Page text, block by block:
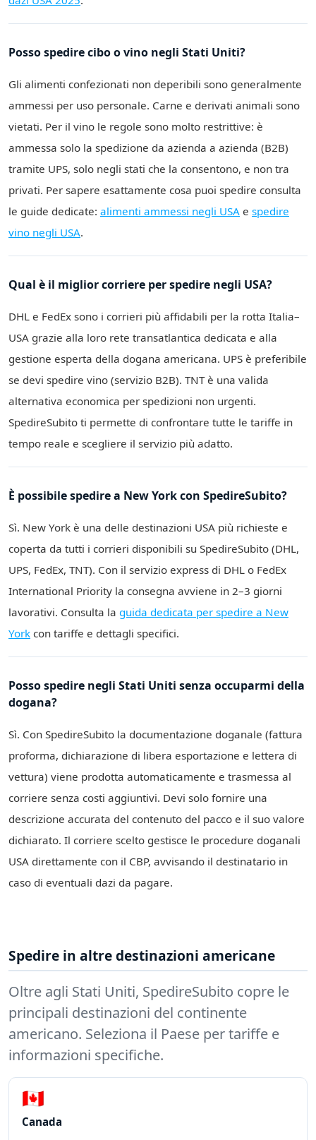
Posso spedire cibo o vino negli Stati Uniti?
Gli alimenti confezionati non deperibili sono generalmente
ammessi per uso personale. Carne e derivati animali sono
vietati. Per il vino le regole sono molto restrittive: è
ammessa solo la spedizione da azienda a azienda (B2B)
tramite UPS, solo negli stati che la consentono, e non tra
privati. Per sapere esattamente cosa puoi spedire consulta
le guide dedicate: alimenti ammessi negli USA e spedire
vino negli USA.
Qual è il miglior corriere per spedire negli USA?
DHL e FedEx sono i corrieri più affidabili per la rotta Italia–
USA grazie alla loro rete transatlantica dedicata e alla
gestione esperta della dogana americana. UPS è preferibile
se devi spedire vino (servizio B2B). TNT è una valida
alternativa economica per spedizioni non urgenti.
SpedireSubito ti permette di confrontare tutte le tariffe in
tempo reale e scegliere il servizio più adatto.
È possibile spedire a New York con SpedireSubito?
Sì. New York è una delle destinazioni USA più richieste e
coperta da tutti i corrieri disponibili su SpedireSubito (DHL,
UPS, FedEx, TNT). Con il servizio express di DHL o FedEx
International Priority la consegna avviene in 2–3 giorni
lavorativi. Consulta la guida dedicata per spedire a New
York con tariffe e dettagli specifici.
Posso spedire negli Stati Uniti senza occuparmi della
dogana?
Sì. Con SpedireSubito la documentazione doganale (fattura
proforma, dichiarazione di libera esportazione e lettera di
vettura) viene prodotta automaticamente e trasmessa al
corriere senza costi aggiuntivi. Devi solo fornire una
descrizione accurata del contenuto del pacco e il suo valore
dichiarato. Il corriere scelto gestisce le procedure doganali
USA direttamente con il CBP, avvisando il destinatario in
caso di eventuali dazi da pagare.
Spedire in altre destinazioni americane
Oltre agli Stati Uniti, SpedireSubito copre le
principali destinazioni del continente
americano. Seleziona il Paese per tariffe e
informazioni specifiche.
🇨🇦
Canada